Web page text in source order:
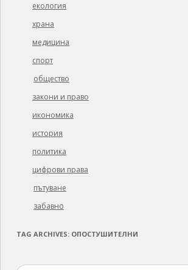
екология
храна
медицина
спорт
общество
закони и право
икономика
история
политика
цифрови права
пътуване
забавно
TAG ARCHIVES: ОПОСТУШИТЕЛНИ